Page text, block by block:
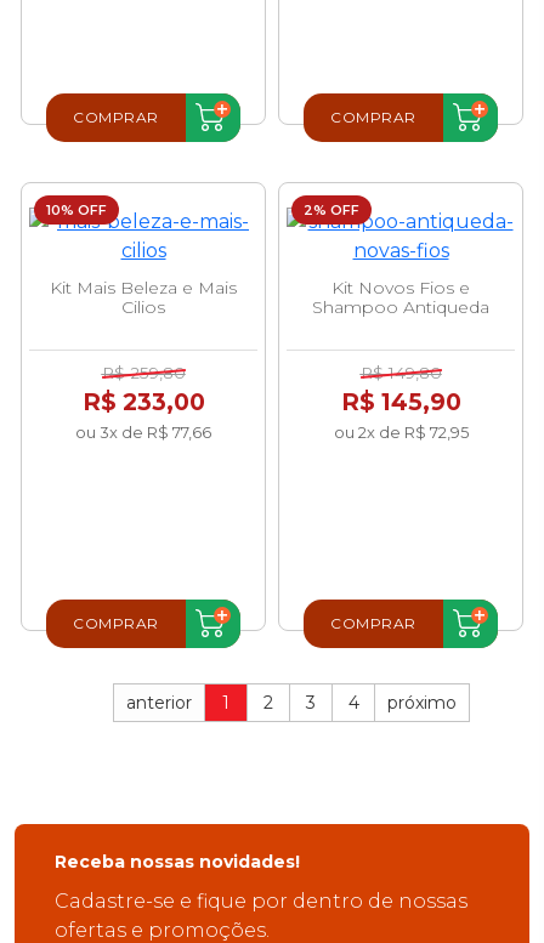
COMPRAR COMPRAR
10% OFF
Kit Mais Beleza e Mais
Cilios
R$ 259,80
R$ 233,00
ou 3x de R$ 77,66
COMPRAR
2% OFF
Kit Novos Fios e
Shampoo Antiqueda
R$ 149,80
R$ 145,90
ou 2x de R$ 72,95
COMPRAR
anterior 1 2 3 4 próximo
Receba nossas novidades!
Cadastre-se e fique por dentro de nossas
ofertas e promoções.